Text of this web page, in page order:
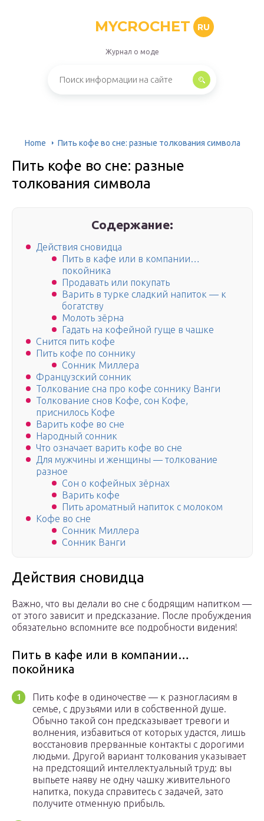
MYCROCHET RU
Журнал о моде
Home Пить кофе во сне: разные толкования символа
Пить кофе во сне: разные
толкования символа
Содержание:
Действия сновидца
Пить в кафе или в компании…
покойника
Продавать или покупать
Варить в турке сладкий напиток — к
богатству
Молоть зёрна
Гадать на кофейной гуще в чашке
Снится пить кофе
Пить кофе по соннику
Сонник Миллера
Французский сонник
Толкование сна про кофе соннику Ванги
Толкование снов Кофе, сон Кофе,
приснилось Кофе
Варить кофе во сне
Народный сонник
Что означает варить кофе во сне
Для мужчины и женщины — толкование
разное
Сон о кофейных зёрнах
Варить кофе
Пить ароматный напиток с молоком
Кофе во сне
Сонник Миллера
Сонник Ванги
Действия сновидца
Важно, что вы делали во сне с бодрящим напитком —
от этого зависит и предсказание. После пробуждения
обязательно вспомните все подробности видения!
Пить в кафе или в компании…
покойника
Пить кофе в одиночестве — к разногласиям в
семье, с друзьями или в собственной душе.
Обычно такой сон предсказывает тревоги и
волнения, избавиться от которых удастся, лишь
восстановив прерванные контакты с дорогими
людьми. Другой вариант толкования указывает
на предстоящий интеллектуальный труд: вы
выпьете наяву не одну чашку живительного
напитка, покуда справитесь с задачей, зато
получите отменную прибыль.